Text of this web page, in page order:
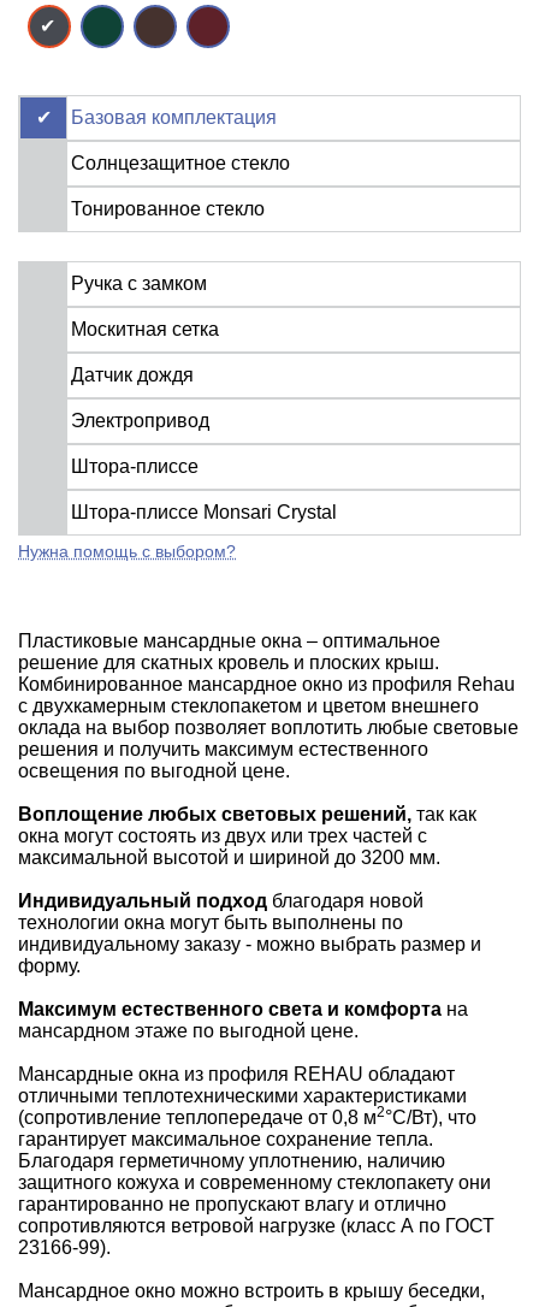
Базовая комплектация
Солнцезащитное стекло
Тонированное стекло
Ручка с замком
Москитная сетка
Датчик дождя
Электропривод
Штора-плиссе
Штора-плиссе Monsari Crystal
Нужна помощь с выбором?
Пластиковые мансардные окна – оптимальное
решение для скатных кровель и плоских крыш.
Комбинированное мансардное окно из профиля Rehau
с двухкамерным стеклопакетом и цветом внешнего
оклада на выбор позволяет воплотить любые световые
решения и получить максимум естественного
освещения по выгодной цене.
Воплощение любых световых решений, так как
окна могут состоять из двух или трех частей с
максимальной высотой и шириной до 3200 мм.
Индивидуальный подход благодаря новой
технологии окна могут быть выполнены по
индивидуальному заказу - можно выбрать размер и
форму.
Максимум естественного света и комфорта на
мансардном этаже по выгодной цене.
Мансардные окна из профиля REHAU обладают
отличными теплотехническими характеристиками
(сопротивление теплопередаче от 0,8 м2°С/Вт), что
гарантирует максимальное сохранение тепла.
Благодаря герметичному уплотнению, наличию
защитного кожуха и современному стеклопакету они
гарантированно не пропускают влагу и отлично
сопротивляются ветровой нагрузке (класс А по ГОСТ
23166-99).
Мансардное окно можно встроить в крышу беседки,